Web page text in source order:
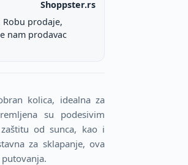
Shoppster.rs
prodaje,
nam prodavac
kolica, idealna za
su podesivim
od sunca, kao i
za sklapanje, ova